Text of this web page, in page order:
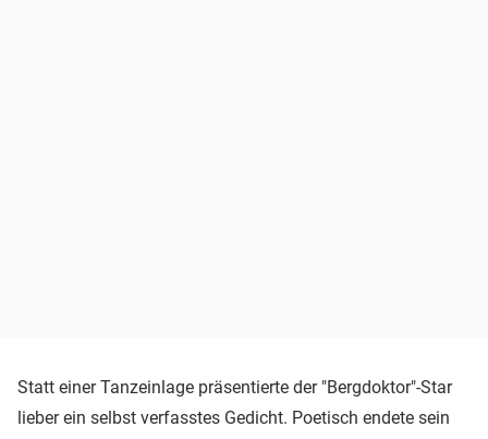
Statt einer Tanzeinlage präsentierte der "Bergdoktor"-Star
lieber ein selbst verfasstes Gedicht. Poetisch endete sein